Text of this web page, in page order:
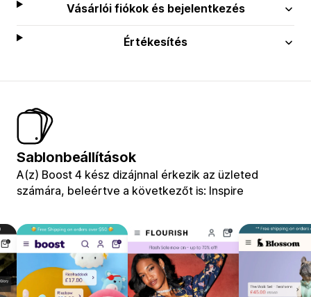
Vásárlói fiókok és bejelentkezés
Értékesítés
Sablonbeállítások
A(z) Boost 4 kész dizájnnal érkezik az üzleted
számára, beleértve a következőt is: Inspire